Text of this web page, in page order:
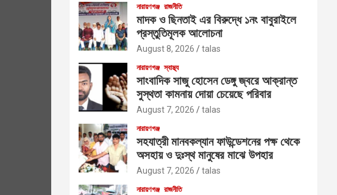
নারায়ণগঞ্জ রাজনীতি
মাদক ও ছিনতাই এর বিরুদ্ধে ১নং বাবুরাইলে
প্রস্তুতিমূলক আলোচনা
August 8, 2026 talas
নারায়ণগঞ্জ স্বাস্থ্য
সাংবাদিক সাজু হোসেন ডেঙ্গু জ্বরে আক্রান্ত
সুস্থতা কামনায় দোয়া চেয়েছে পরিবার
August 7, 2026 talas
নারায়ণগঞ্জ
সহযাত্রী মানবকল্যান ফাউন্ডেশনের পক্ষ থেকে
অসহায় ও দুঃস্থ মানুষের মাঝে উপহার
August 7, 2026 talas
নারায়ণগঞ্জ রাজনীতি